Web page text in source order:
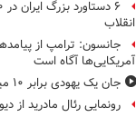
انقلاب
جانسون: ترامپ از
آمریکایی‌ها آگاه است
جان یک یهودی برابر ۱۰ میلیون انسان؟
رونمایی رئال مادرید از